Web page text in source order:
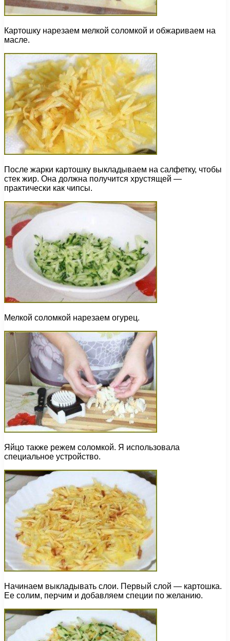
Картошку нарезаем мелкой соломкой и обжариваем на
масле.
После жарки картошку выкладываем на салфетку, чтобы
стек жир. Она должна получится хрустящей —
практически как чипсы.
Мелкой соломкой нарезаем огурец.
Яйцо также режем соломкой. Я использовала
специальное устройство.
Начинаем выкладывать слои. Первый слой — картошка.
Ее солим, перчим и добавляем специи по желанию.